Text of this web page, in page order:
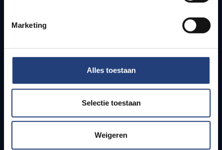
Marketing
Alles toestaan
Selectie toestaan
Weigeren
Studenten
PhD-studenten
Leerkrachten en secundaire scholen